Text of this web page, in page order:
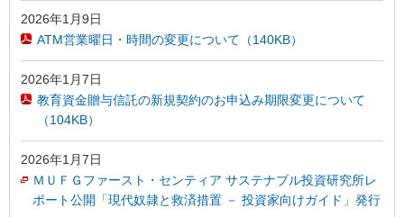
2026年1月9日
ATM営業曜日・時間の変更について（140KB）
2026年1月7日
教育資金贈与信託の新規契約のお申込み期限変更について
（104KB）
2026年1月7日
ＭＵＦＧファースト・センティア サステナブル投資研究所レ
ポート公開「現代奴隷と救済措置 － 投資家向けガイド」発行